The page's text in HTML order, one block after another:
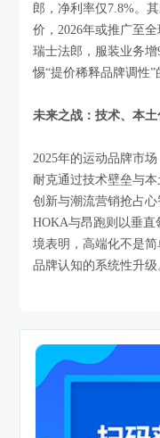
郎，净利率仅7.8%。
价，2026年或推广至
瑞士法郎，服装业务
惕“提价稀释品牌调性”
未来之战：技术、本
2025年的运动品牌市场
耐克通过技术壁垒与
创新与潮流营销抢占
HOKA与昂跑则以垂直
境表明，高端化不是
品牌认知的系统性升级